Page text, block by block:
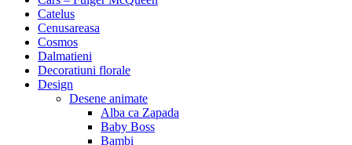
Catelus
Cenusareasa
Cosmos
Dalmatieni
Decoratiuni florale
Design
Desene animate
Alba ca Zapada
Baby Boss
Bambi